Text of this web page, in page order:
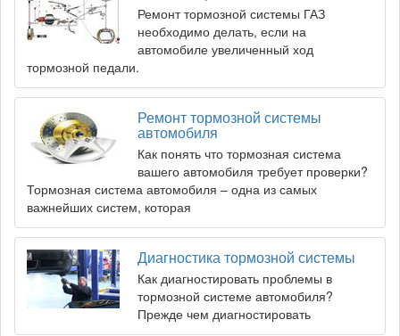
Ремонт тормозной системы ГАЗ
необходимо делать, если на
автомобиле увеличенный ход
тормозной педали.
Ремонт тормозной системы
автомобиля
Как понять что тормозная система
вашего автомобиля требует проверки?
Тормозная система автомобиля – одна из самых
важнейших систем, которая
Диагностика тормозной системы
Как диагностировать проблемы в
тормозной системе автомобиля?
Прежде чем диагностировать